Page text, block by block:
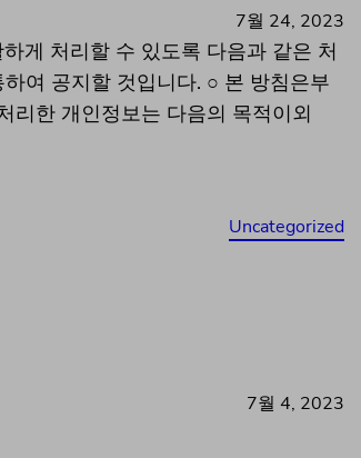
7월 24, 2023
게 처리할 수 있도록 다음과 같은 처
여 공지할 것입니다. ○ 본 방침은부
리한 개인정보는 다음의 목적이외
Uncategorized
7월 4, 2023